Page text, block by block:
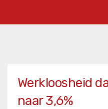
Werkloosheid
naar 3,6%